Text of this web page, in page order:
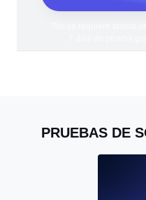
PRUEBAS DE